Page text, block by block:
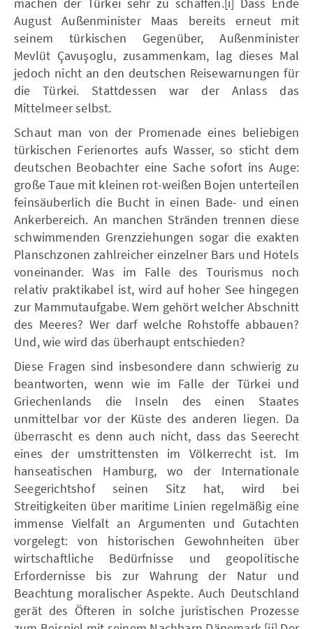
August Außenminister Maas bereits erneut mit
seinem türkischen Gegenüber, Außenminister
Mevlüt Çavuşoglu, zusammenkam, lag dieses Mal
jedoch nicht an den deutschen Reisewarnungen für
die Türkei. Stattdessen war der Anlass das
Mittelmeer selbst.
Schaut man von der Promenade eines beliebigen
türkischen Ferienortes aufs Wasser, so sticht dem
deutschen Beobachter eine Sache sofort ins Auge:
große Taue mit kleinen rot-weißen Bojen unterteilen
feinsäuberlich die Bucht in einen Bade- und einen
Ankerbereich. An manchen Stränden trennen diese
schwimmenden Grenzziehungen sogar die exakten
Planschzonen zahlreicher einzelner Bars und Hotels
voneinander. Was im Falle des Tourismus noch
relativ praktikabel ist, wird auf hoher See hingegen
zur Mammutaufgabe. Wem gehört welcher Abschnitt
des Meeres? Wer darf welche Rohstoffe abbauen?
Und, wie wird das überhaupt entschieden?
Diese Fragen sind insbesondere dann schwierig zu
beantworten, wenn wie im Falle der Türkei und
Griechenlands die Inseln des einen Staates
unmittelbar vor der Küste des anderen liegen. Da
überrascht es denn auch nicht, dass das Seerecht
eines der umstrittensten im Völkerrecht ist. Im
hanseatischen Hamburg, wo der Internationale
Seegerichtshof seinen Sitz hat, wird bei
Streitigkeiten über maritime Linien regelmäßig eine
immense Vielfalt an Argumenten und Gutachten
vorgelegt: von historischen Gewohnheiten über
wirtschaftliche Bedürfnisse und geopolitische
Erfordernisse bis zur Wahrung der Natur und
Beachtung moralischer Aspekte. Auch Deutschland
gerät des Öfteren in solche juristischen Prozesse